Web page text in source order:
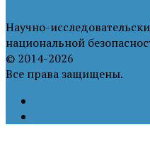
Научно-
национальной
© 2014-2026
Все права защищены.